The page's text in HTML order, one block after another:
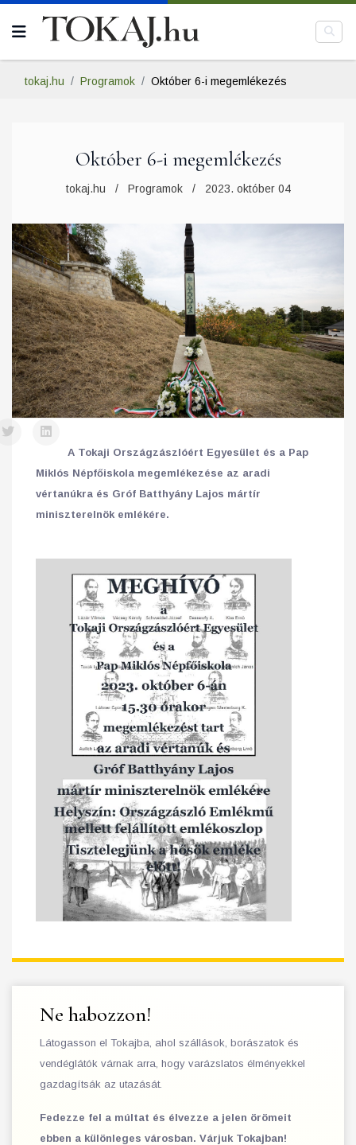
tokaj.hu Programok Október 6-i megemlékezés
Október 6-i megemlékezés
tokaj.hu Programok 2023. október 04
A Tokaji Országzászlóért Egyesület és a Pap
Miklós Népfőiskola megemlékezése az aradi
vértanúkra és Gróf Batthyány Lajos mártír
miniszterelnök emlékére.
Ne habozzon!
Látogasson el Tokajba, ahol szállások, borászatok és
vendéglátók várnak arra, hogy varázslatos élményekkel
gazdagítsák az utazását.
Fedezze fel a múltat és élvezze a jelen örömeit
ebben a különleges városban. Várjuk Tokajban!